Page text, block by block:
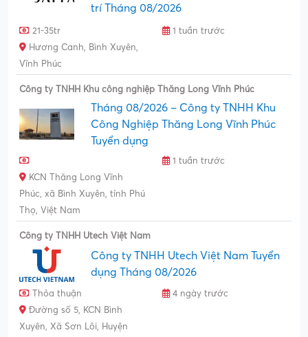
trí Tháng 08/2026
21-35tr
1 tuần trước
Hương Canh, Bình Xuyên,
Vĩnh Phúc
Công ty TNHH Khu công nghiệp Thăng Long Vĩnh Phúc
Tháng 08/2026 – Công ty TNHH Khu
Công Nghiệp Thăng Long Vĩnh Phúc
Tuyển dụng
1 tuần trước
KCN Thăng Long Vĩnh
Phúc, xã Bình Xuyên, tỉnh Phú
Thọ, Việt Nam
Công ty TNHH Utech Việt Nam
Công ty TNHH Utech Việt Nam Tuyển
dụng Tháng 08/2026
Thỏa thuận
4 ngày trước
Đường số 5, KCN Bình
Xuyên, Xã Sơn Lôi, Huyện